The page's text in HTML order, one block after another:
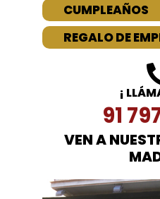
CUMPLEAÑOS
REGALO DE
¡
91
VEN A